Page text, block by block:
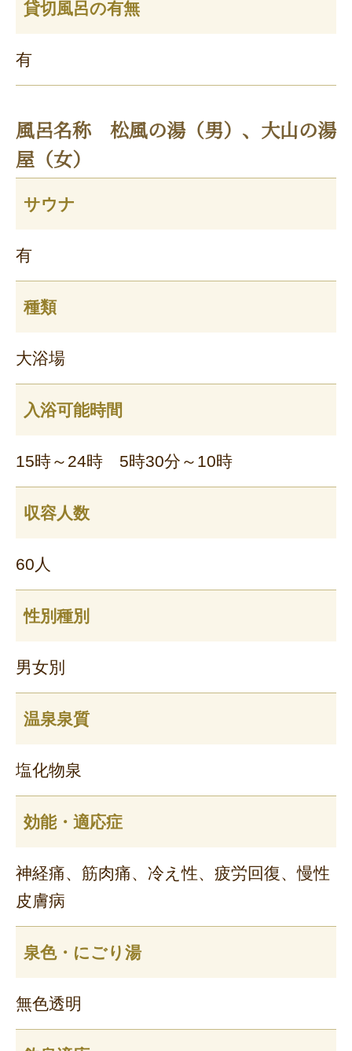
貸切風呂の有無
有
風呂名称 松風の湯（男）、大山の湯
屋（女）
サウナ
有
種類
大浴場
入浴可能時間
15時～24時 5時30分～10時
収容人数
60人
性別種別
男女別
温泉泉質
塩化物泉
効能・適応症
神経痛、筋肉痛、冷え性、疲労回復、慢性
皮膚病
泉色・にごり湯
無色透明